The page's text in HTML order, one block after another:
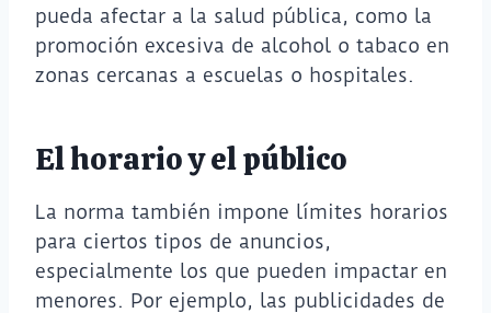
pueda afectar a la salud pública, como la
promoción excesiva de alcohol o tabaco en
zonas cercanas a escuelas o hospitales.
El horario y el público
La norma también impone límites horarios
para ciertos tipos de anuncios,
especialmente los que pueden impactar en
menores. Por ejemplo, las publicidades de